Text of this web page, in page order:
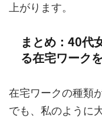
上がります。
まとめ：40代
る在宅ワーク
在宅ワークの種類
でも、私のように